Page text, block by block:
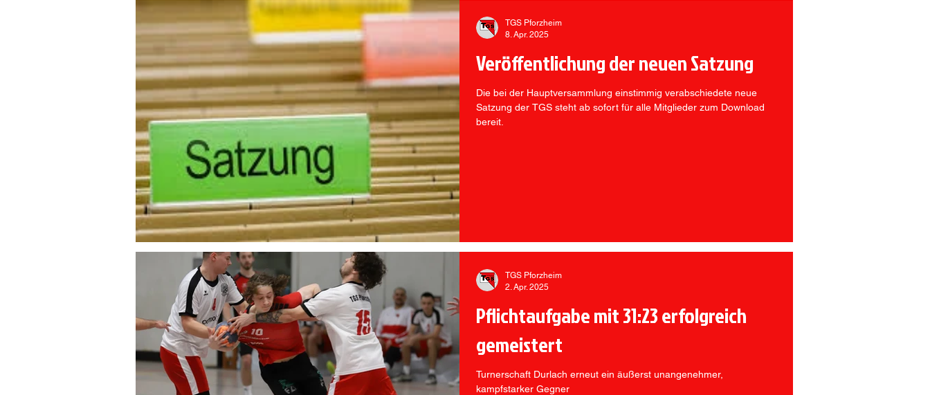
Veröffentlichung der neuen Satzung
Die bei der Hauptversammlung einstimmig verabschiedete neue
Satzung der TGS steht ab sofort für alle Mitglieder zum Download
bereit.
TGS Pforzheim
8. Apr. 2025
Pflichtaufgabe mit 31:23 erfolgreich
gemeistert
Turnerschaft Durlach erneut ein äußerst unangenehmer,
kampfstarker Gegner
TGS Pforzheim
2. Apr. 2025